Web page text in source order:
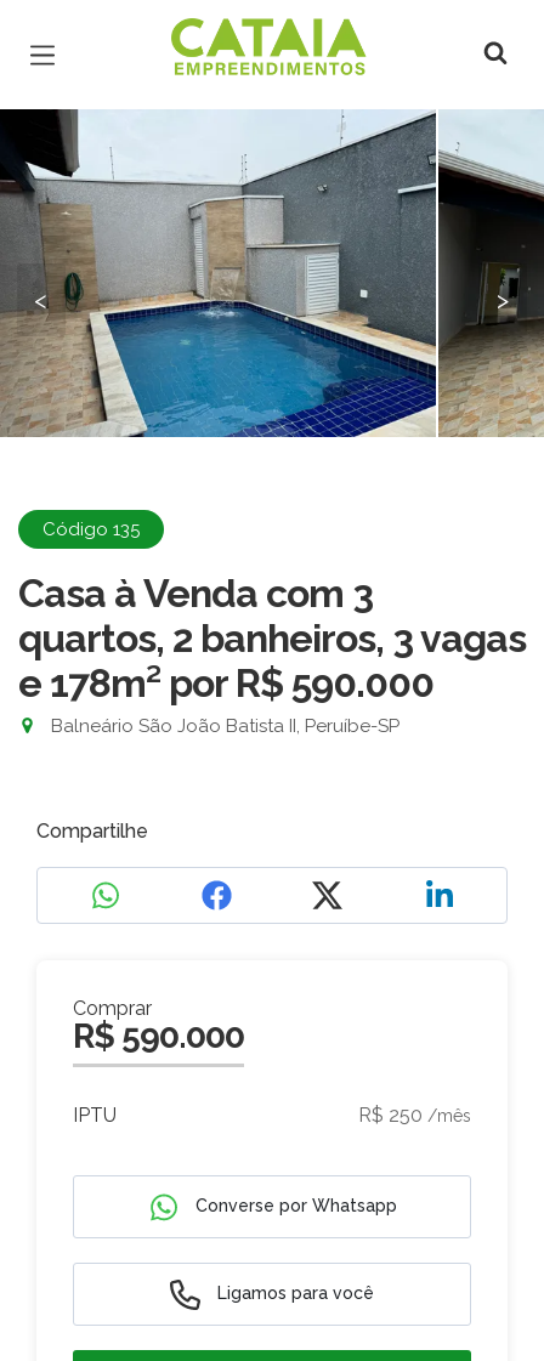
Página inicial
< >
Código 135
Casa à Venda com 3
quartos, 2 banheiros, 3 vagas
e 178m² por R$ 590.000
Balneário São João Batista II, Peruíbe-SP
Compartilhe
Comprar
R$ 590.000
IPTU R$ 250 /mês
Converse por Whatsapp
Ligamos para você